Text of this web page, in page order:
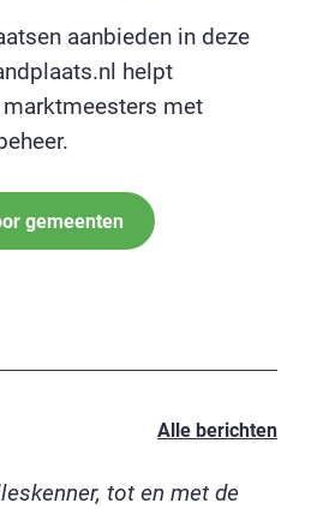
aanbieden in deze
helpt
met
gemeenten
Alle berichten
tot en met de